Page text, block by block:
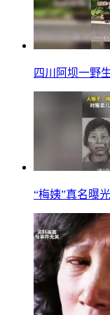
四川阿坝一野
“梅姨”真名曝